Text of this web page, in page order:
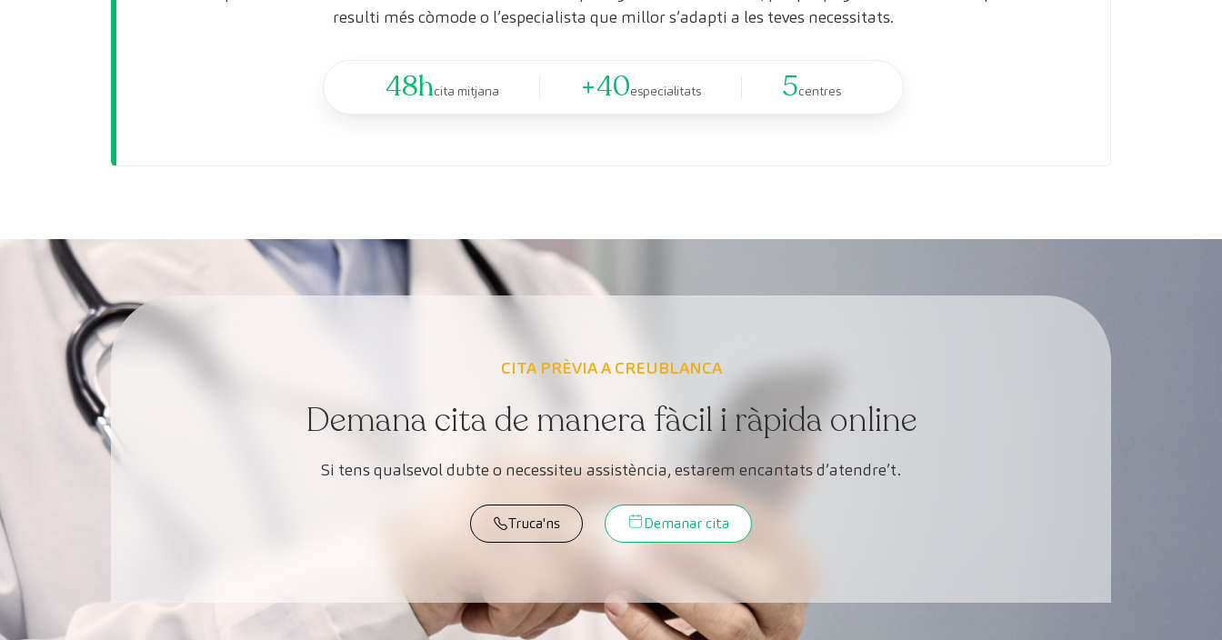
resulti més còmode o l’especialista que millor s’adapti a les teves necessitats.
48hcita mitjana +40especialitats 5centres
CITA PRÈVIA A CREUBLANCA
Demana cita de manera fàcil i ràpida online
Si tens qualsevol dubte o necessiteu assistència, estarem encantats d’atendre’t.
Truca'ns Demanar cita